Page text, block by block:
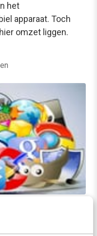
het
apparaat. Toch
omzet liggen.
site: de voor-